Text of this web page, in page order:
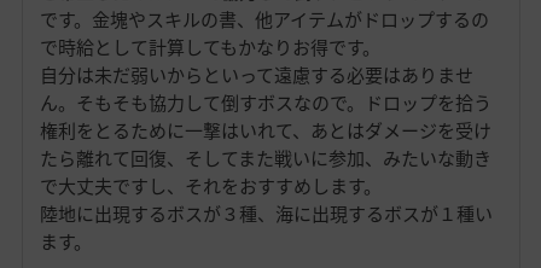
です。金塊やスキルの書、他アイテムがドロップするの
で時給として計算してもかなりお得です。
自分は未だ弱いからといって遠慮する必要はありませ
ん。そもそも協力して倒すボスなので。ドロップを拾う
権利をとるために一撃はいれて、あとはダメージを受け
たら離れて回復、そしてまた戦いに参加、みたいな動き
で大丈夫ですし、それをおすすめします。
陸地に出現するボスが３種、海に出現するボスが１種い
ます。